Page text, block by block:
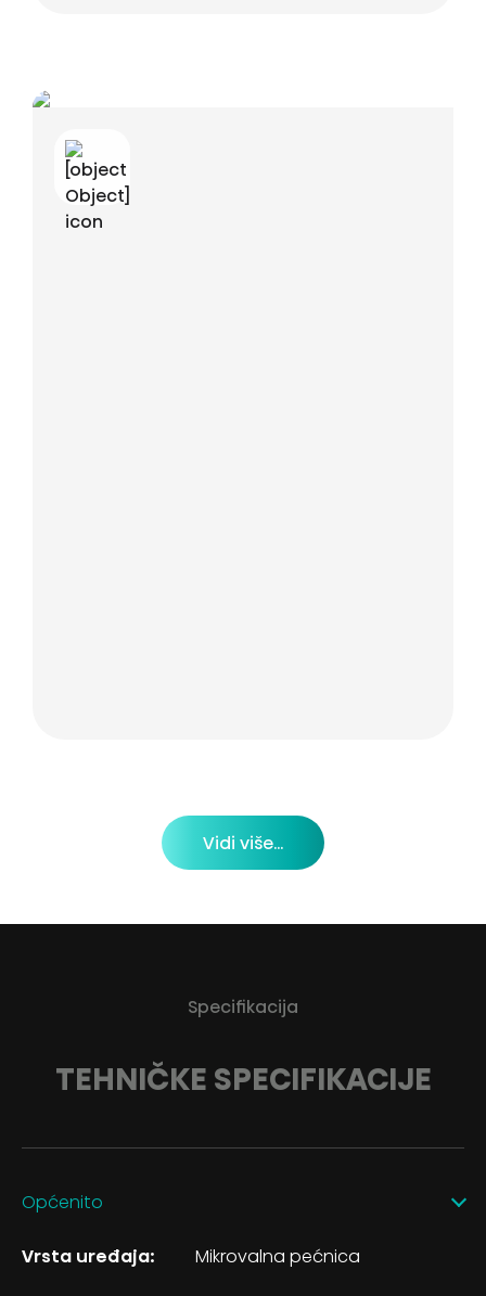
Vidi više...
Specifikacija
TEHNIČKE SPECIFIKACIJE
Općenito
Vrsta uređaja: Mikrovalna pećnica